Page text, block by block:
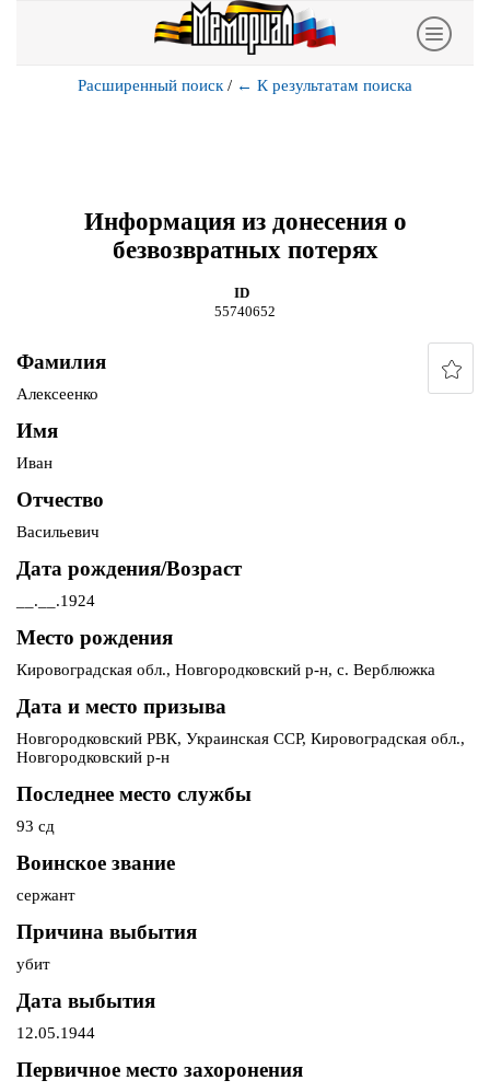
Расширенный поиск / ← К результатам поиска
Информация из донесения о
безвозвратных потерях
ID
55740652
Фамилия
Алексеенко
Имя
Иван
Отчество
Васильевич
Дата рождения/Возраст
__.__.1924
Место рождения
Кировоградская обл., Новгородковский р-н, с. Верблюжка
Дата и место призыва
Новгородковский РВК, Украинская ССР, Кировоградская обл.,
Новгородковский р-н
Последнее место службы
93 сд
Воинское звание
сержант
Причина выбытия
убит
Дата выбытия
12.05.1944
Первичное место захоронения